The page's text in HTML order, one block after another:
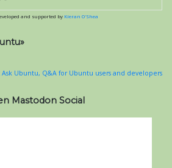
and supported by Kieran O'Shea
Mastodon Social